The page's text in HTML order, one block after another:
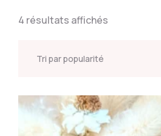
4 résultats affichés